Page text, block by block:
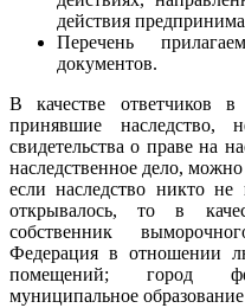
действия
Перечень
документов.
В качестве ответчиков в
принявшие наследство,
свидетельства о праве на
наследственное дело,
если наследство никто не
открывалось, то в
собственник
Федерация в отношении
помещений; город
муниципальное